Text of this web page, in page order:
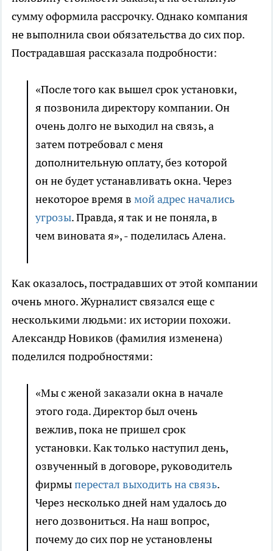
сумму оформила рассрочку. Однако компания
не выполнила свои обязательства до сих пор.
Пострадавшая рассказала подробности:
«После того как вышел срок установки,
я позвонила директору компании. Он
очень долго не выходил на связь, а
затем потребовал с меня
дополнительную оплату, без которой
он не будет устанавливать окна. Через
некоторое время в мой адрес начались
угрозы. Правда, я так и не поняла, в
чем виновата я», - поделилась Алена.
Как оказалось, пострадавших от этой компании
очень много. Журналист связался еще с
несколькими людьми: их истории похожи.
Александр Новиков (фамилия изменена)
поделился подробностями:
«Мы с женой заказали окна в начале
этого года. Директор был очень
вежлив, пока не пришел срок
установки. Как только наступил день,
озвученный в договоре, руководитель
фирмыперестал выходить на связь.
Через несколько дней нам удалось до
него дозвониться. На наш вопрос,
почему до сих пор не установлены